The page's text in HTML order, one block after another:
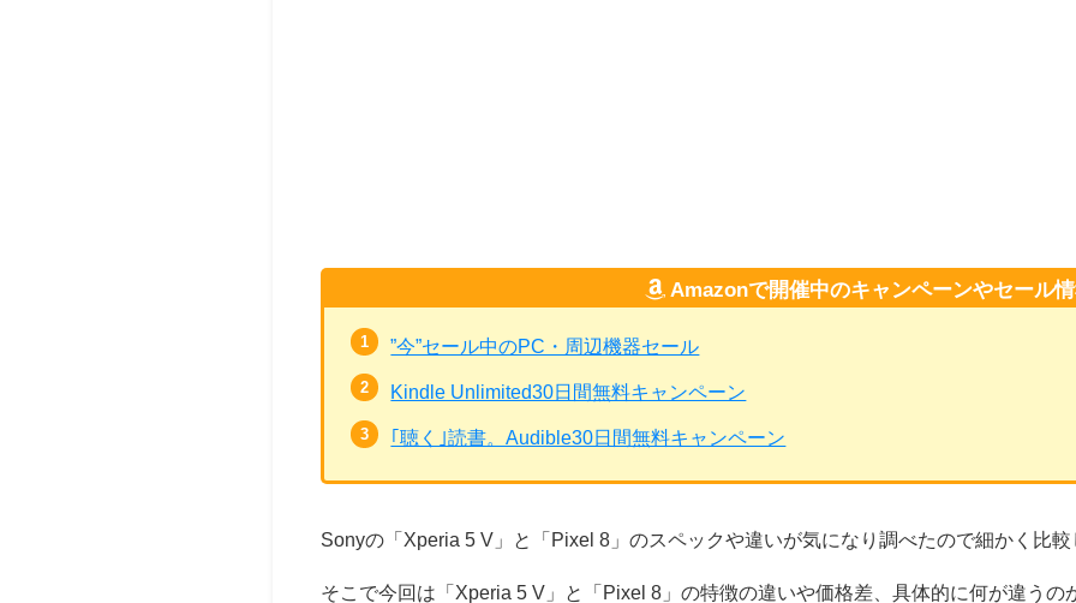
Amazonで開催中のキャンペーンやセール
”今”セール中のPC・周辺機器セール
Kindle Unlimited30日間無料キャンペーン
｢聴く｣読書。Audible30日間無料キャンペーン
Sonyの「Xperia 5 V」と「Pixel 8」のスペックや違いが気になり調べたので細かく比較
そこで今回は「Xperia 5 V」と「Pixel 8」の特徴の違いや価格差、具体的に何が違う